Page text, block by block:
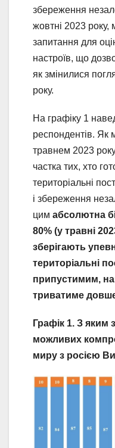
збереження
жовтні 2023
запитання для
настроїв, що
як змінилися
року.
На графіку 1
респондентів. Як
травнем 2023
частка тих, хто
територіальні
і збереження
цим абсолютна
80% (у травні
зберігають
територіальні
припустимим,
триватиме довше
Графік 1. З
можливих
миру з росією Ви